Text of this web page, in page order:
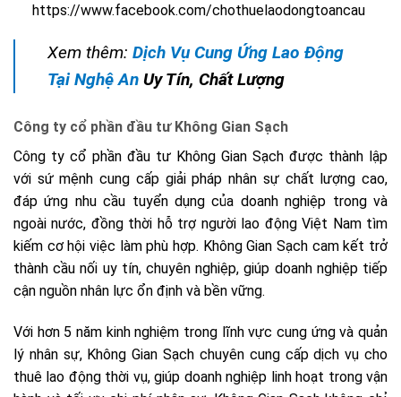
https://www.facebook.com/chothuelaodongtoancau
Xem thêm: Dịch Vụ Cung Ứng Lao Động
Tại Nghệ An Uy Tín, Chất Lượng
Công ty cổ phần đầu tư Không Gian Sạch
Công ty cổ phần đầu tư Không Gian Sạch được thành lập
với sứ mệnh cung cấp giải pháp nhân sự chất lượng cao,
đáp ứng nhu cầu tuyển dụng của doanh nghiệp trong và
ngoài nước, đồng thời hỗ trợ người lao động Việt Nam tìm
kiếm cơ hội việc làm phù hợp. Không Gian Sạch cam kết trở
thành cầu nối uy tín, chuyên nghiệp, giúp doanh nghiệp tiếp
cận nguồn nhân lực ổn định và bền vững.
Với hơn 5 năm kinh nghiệm trong lĩnh vực cung ứng và quản
lý nhân sự, Không Gian Sạch chuyên cung cấp dịch vụ cho
thuê lao động thời vụ, giúp doanh nghiệp linh hoạt trong vận